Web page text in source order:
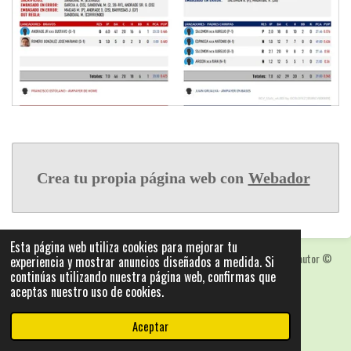
Esta página web utiliza cookies para mejorar tu
experiencia y mostrar anuncios diseñados a medida. Si
continúas utilizando nuestra página web, confirmas que
aceptas nuestro uso de cookies.
Aceptar
Crea tu propia página web con Webador
Las fotografias y logotipos pueden estar protegidas con derechos de autor©
2025: Statics - by ISCRLopez APP_Stats_v5.103
Con la tecnología deWebador